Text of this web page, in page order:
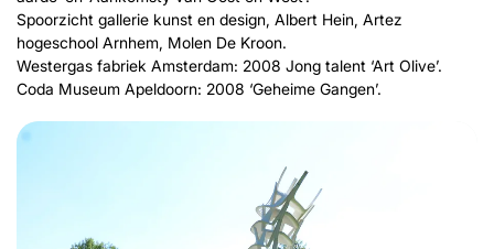
Spoorzicht gallerie kunst en design, Albert Hein, Artez
hogeschool Arnhem, Molen De Kroon.
Westergas fabriek Amsterdam: 2008 Jong talent ‘Art Olive’.
Coda Museum Apeldoorn: 2008 ‘Geheime Gangen’.